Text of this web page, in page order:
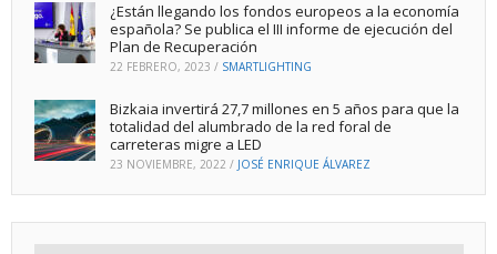
¿Están llegando los fondos europeos a la economía
española? Se publica el III informe de ejecución del
Plan de Recuperación
22 FEBRERO, 2023 / SMARTLIGHTING
Bizkaia invertirá 27,7 millones en 5 años para que la
totalidad del alumbrado de la red foral de
carreteras migre a LED
23 NOVIEMBRE, 2022 / JOSÉ ENRIQUE ÁLVAREZ